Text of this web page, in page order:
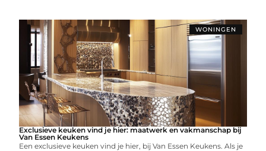
WONINGEN
Exclusieve keuken vind je hier: maatwerk en vakmanschap bij
Van Essen Keukens
Een exclusieve keuken vind je hier, bij Van Essen Keukens. Als je